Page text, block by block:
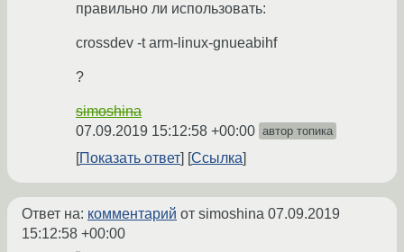
правильно ли использовать:
crossdev -t arm-linux-gnueabihf
?
simoshina
07.09.2019 15:12:58 +00:00 автор топика
Показать ответ Ссылка
Ответ на: комментарий от simoshina 07.09.2019
15:12:58 +00:00